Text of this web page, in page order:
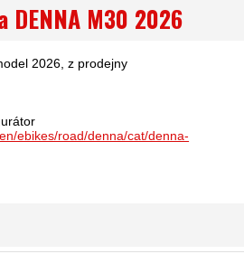
M30 2026
2026, z prodejny
ebikes/road/denna/cat/denna-